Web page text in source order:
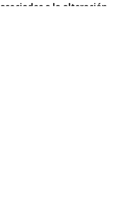
a la alteración